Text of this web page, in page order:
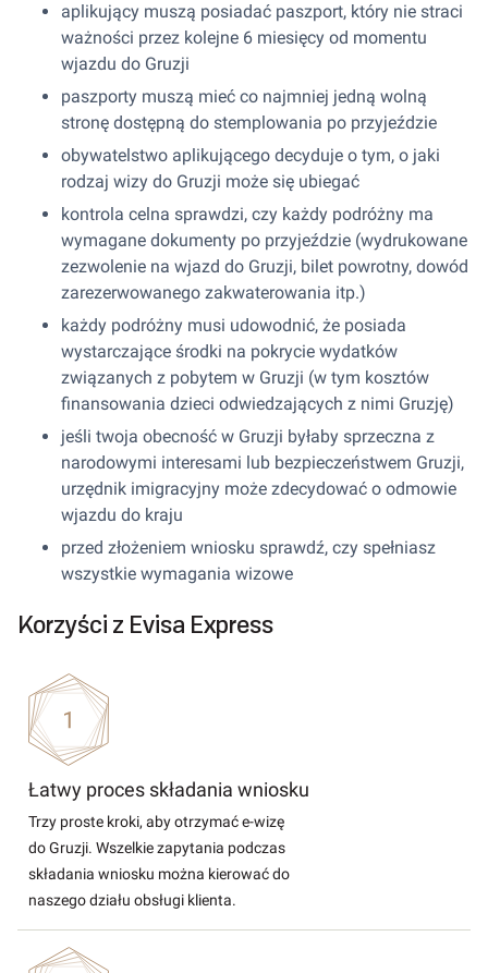
aplikujący muszą posiadać paszport, który nie straci
ważności przez kolejne 6 miesięcy od momentu
wjazdu do Gruzji
paszporty muszą mieć co najmniej jedną wolną
stronę dostępną do stemplowania po przyjeździe
obywatelstwo aplikującego decyduje o tym, o jaki
rodzaj wizy do Gruzji może się ubiegać
kontrola celna sprawdzi, czy każdy podróżny ma
wymagane dokumenty po przyjeździe (wydrukowane
zezwolenie na wjazd do Gruzji, bilet powrotny, dowód
zarezerwowanego zakwaterowania itp.)
każdy podróżny musi udowodnić, że posiada
wystarczające środki na pokrycie wydatków
związanych z pobytem w Gruzji (w tym kosztów
finansowania dzieci odwiedzających z nimi Gruzję)
jeśli twoja obecność w Gruzji byłaby sprzeczna z
narodowymi interesami lub bezpieczeństwem Gruzji,
urzędnik imigracyjny może zdecydować o odmowie
wjazdu do kraju
przed złożeniem wniosku sprawdź, czy spełniasz
wszystkie wymagania wizowe
Korzyści z Evisa Express
Łatwy proces składania wniosku
Trzy proste kroki, aby otrzymać e-wizę
do Gruzji. Wszelkie zapytania podczas
składania wniosku można kierować do
naszego działu obsługi klienta.